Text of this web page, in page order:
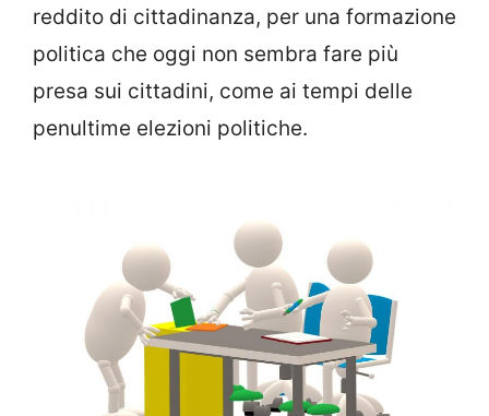
reddito di cittadinanza, per una formazione
politica che oggi non sembra fare più
presa sui cittadini, come ai tempi delle
penultime elezioni politiche.